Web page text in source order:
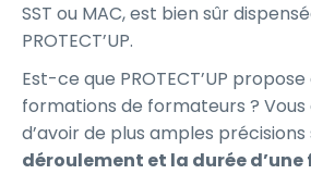
SST ou MAC, est bien sûr
PROTECT’UP.
Est-ce que PROTECT’UP
formations de formateurs ?
d’avoir de plus amples précisions
déroulement et la durée